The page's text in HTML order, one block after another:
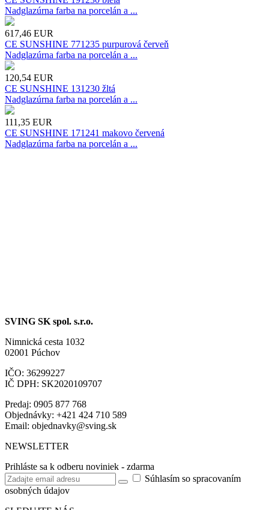
Nadglazúrna farba na porcelán a ...
617,46 EUR
CE SUNSHINE 771235 purpurová červeň
Nadglazúrna farba na porcelán a ...
120,54 EUR
CE SUNSHINE 131230 žltá
Nadglazúrna farba na porcelán a ...
111,35 EUR
CE SUNSHINE 171241 makovo červená
Nadglazúrna farba na porcelán a ...
SVING SK spol. s.r.o.
Nimnická cesta 1032
02001 Púchov
IČO: 36299227
IČ DPH: SK2020109707
Predaj: 0905 877 768
Objednávky: +421 424 710 589
Email: objednavky@sving.sk
NEWSLETTER
Prihláste sa k odberu noviniek - zdarma
Súhlasím so spracovaním
osobných údajov